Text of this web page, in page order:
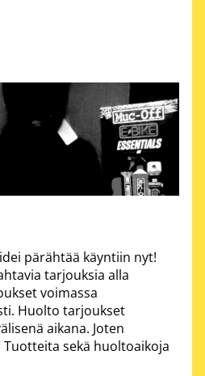
pärähtää käyntiin nyt!
tarjouksia alla
voimassa
Huolto tarjoukset
aikana. Joten
sekä huoltoaikoja